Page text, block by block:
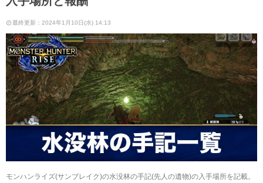
最終更新：2024年1月10日(水) 14:13
モンハンライズ(サンブレイク)の水没林の手記(先人の遺物)の入手場所を記載。